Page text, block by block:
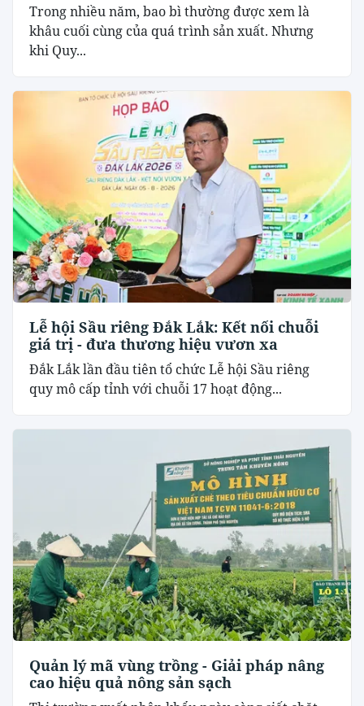
Trong nhiều năm, bao bì thường được xem là
khâu cuối cùng của quá trình sản xuất. Nhưng
khi Quy...
Lễ hội Sầu riêng Đắk Lắk: Kết nối chuỗi
giá trị - đưa thương hiệu vươn xa
Đắk Lắk lần đầu tiên tổ chức Lễ hội Sầu riêng
quy mô cấp tỉnh với chuỗi 17 hoạt động...
Quản lý mã vùng trồng - Giải pháp nâng
cao hiệu quả nông sản sạch